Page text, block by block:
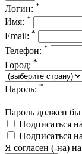
Логин: *
Имя: *
Email: *
Телефон: *
Город: *
Пароль: *
Пароль должен
Подписаться
Подписаться
Я согласен (-на) на